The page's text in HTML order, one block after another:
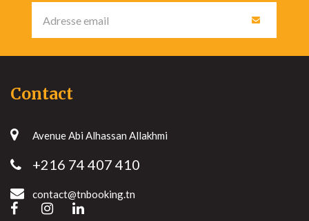
Contact
Avenue Abi Alhassan Allakhmi
+216 74 407 410
contact@tnbooking.tn